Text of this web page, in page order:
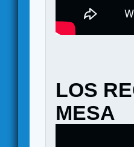
LOS
MESA